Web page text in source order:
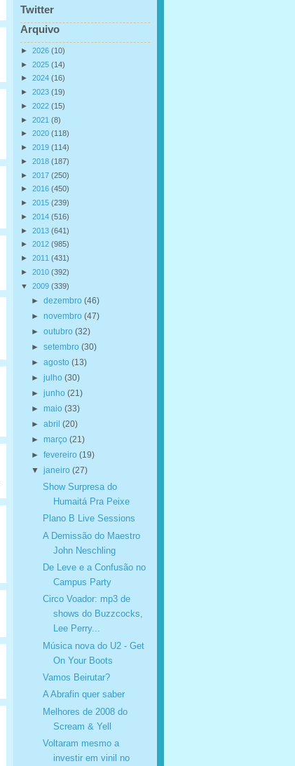
Twitter
Arquivo
► 2026 (10)
► 2025 (14)
► 2024 (16)
► 2023 (19)
► 2022 (15)
► 2021 (8)
► 2020 (118)
► 2019 (114)
► 2018 (187)
► 2017 (250)
► 2016 (450)
► 2015 (239)
► 2014 (516)
► 2013 (641)
► 2012 (985)
► 2011 (431)
► 2010 (392)
▼ 2009 (339)
► dezembro (46)
► novembro (47)
► outubro (32)
► setembro (30)
► agosto (13)
► julho (30)
► junho (21)
► maio (33)
► abril (20)
► março (21)
► fevereiro (19)
▼ janeiro (27)
Show Surpresa do
Humaitá Pra Peixe
Plano B Live Sessions
A Demissão do Maestro
John Neschling
De Leve e a Confusão no
Campus Party
Circo Voador: mp3 de
shows do Buzzcocks,
Lee Perry...
Música nova do U2 - Get
On Your Boots
Vamos Beirutar?
A Abrafin quer saber
Melhores de 2008 do
Scream & Yell
Voltaram mesmo a
investir em vinil no